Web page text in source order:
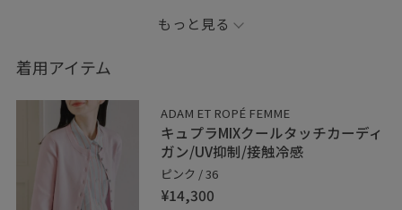
これから迎える梅雨や夏に向けてもオススメです✨
しかもUV抑制素材なのもポイント高し◎！
かつ、汗をかいてしまってもウォッシャブルで洗えるので
安心です◎
腰骨上くらいのスッキリとしたコンパクトなサイズ感な
もっと見る
着用アイテム
ADAM ET ROPÉ FEMME
キュプラMIXクールタッチカーディ
ガン/UV抑制/接触冷感
ピンク / 36
¥14,300